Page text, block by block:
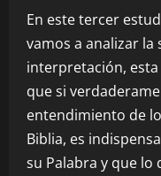
En este tercer
vamos a analizar la
interpretación,
que si
entendimiento de
Biblia, es
su Palabra y que lo